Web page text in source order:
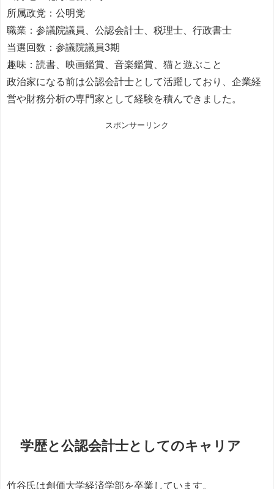
所属政党：公明党
職業：参議院議員、公認会計士、税理士、行政書士
当選回数：参議院議員3期
趣味：読書、映画鑑賞、音楽鑑賞、猫と遊ぶこと
政治家になる前は公認会計士として活躍しており、企業経
営や財務分析の専門家として経験を積んできました。
スポンサーリンク
学歴と公認会計士としてのキャリア
竹谷氏は創価大学経済学部を卒業しています。